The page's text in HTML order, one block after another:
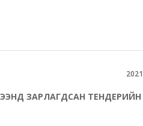
ЗАРЛАГДСАН ТЕНДЕРИЙН